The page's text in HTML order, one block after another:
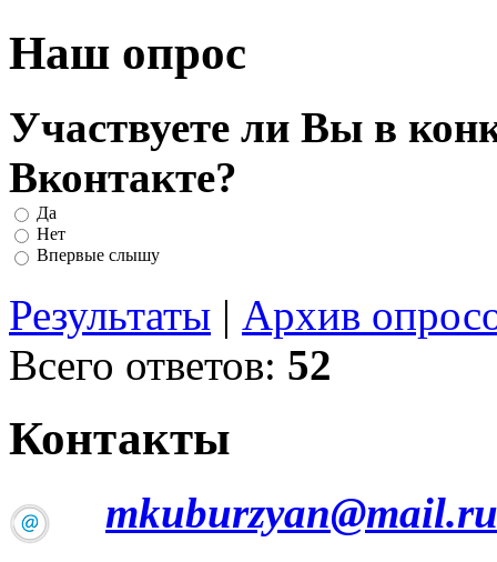
Наш опрос
Участвуете ли Вы в
Вконтакте?
Да
Нет
Впервые слышу
Результаты | Архив
Всего ответов: 52
Контакты
mkuburzyan@mail.ru